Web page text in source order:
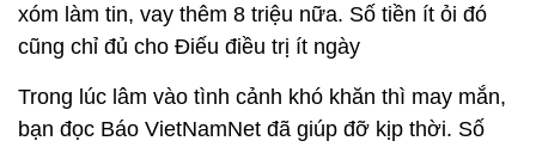
xóm làm tin, vay thêm 8 triệu nữa. Số tiền ít ỏi đó
cũng chỉ đủ cho Điếu điều trị ít ngày
Trong lúc lâm vào tình cảnh khó khăn thì may mắn,
bạn đọc Báo VietNamNet đã giúp đỡ kịp thời. Số